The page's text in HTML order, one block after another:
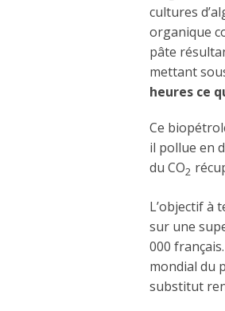
cultures
organique
pâte
mettant
heures ce
Ce
il pollue en
du CO2
L’objectif à
sur une
000
mondial du
substitut